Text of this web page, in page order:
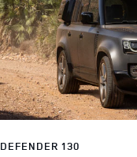
DEFENDER 130